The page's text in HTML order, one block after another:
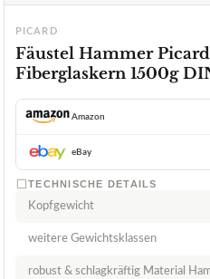
PICARD
Fäustel Hammer
Fiberglaskern 1500g
Amazon
eBay
TECHNISCHE DETAILS
Kopfgewicht
weitere Gewichtsklassen
robust & schlagkräftig Material